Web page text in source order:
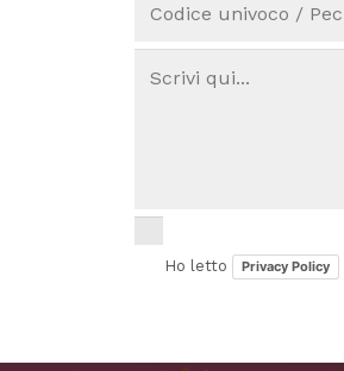
Ho letto Privacy Policy